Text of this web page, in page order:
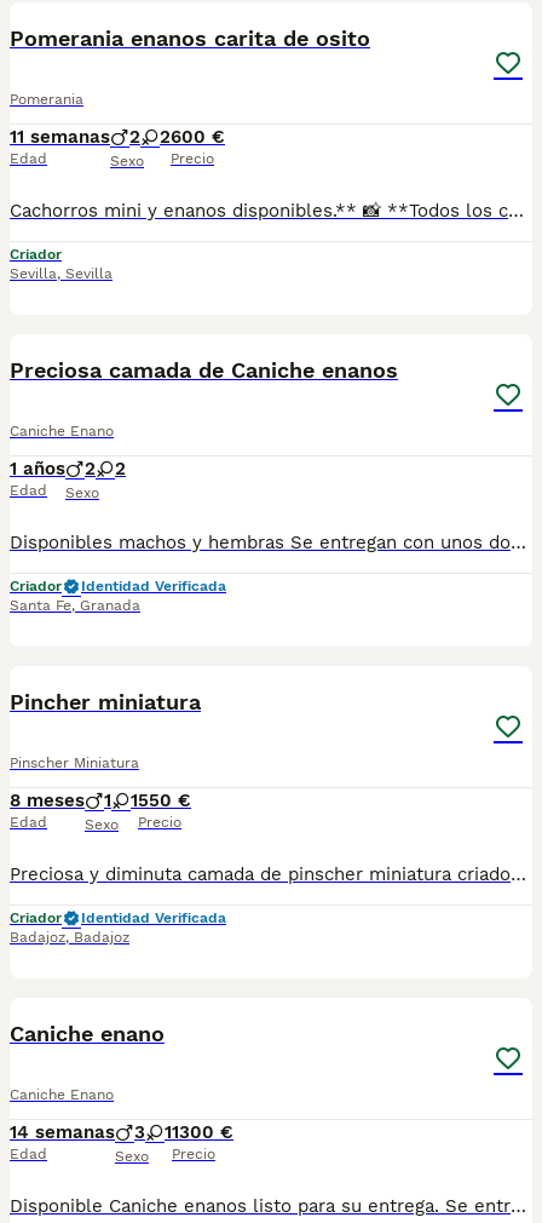
Pomerania enanos carita de osito
Pomerania
11 semanas
Edad
2 2
Sexo
600 €
Precio
Cachorros mini y enanos disponibles.** 📸 **Todos los cachorros disponibles están publicados en nuestra web**, donde podrás ver fotos actualizadas, información y disponibilidad. ✅ Se entregan con: ✔ Cartilla veterinaria. ✔ Vacunas al día según la edad. ✔ Pienso para los primeros días. ✔ Contrato de compra. ✔ Garantía. 🚚 **Envíos con pago a la entrega** para mayor comodidad y tranquilidad. 📍 Enviamos a: Andalucía, Madrid, Cataluña, Comunidad Valenciana, Murcia, Aragón, Castilla-La Mancha, Castilla y León, Extremadura, Galicia, Asturias, Cantabria, País Vasco, Navarra y La Rioja. 📞 Teléfono y WhatsApp: **621 31 88 32** 🌐 Web: https://www.mundochihuahua.es
Criador
Sevilla, Sevilla
Preciosa camada de Caniche enanos
Caniche Enano
1 años
Edad
2 2
Sexo
Disponibles machos y hembras Se entregan con unos dos meses y medio de edad y sus vacunas correspondientes, desparasitados, certificado de salud, garantías por escrito tanto por enfermedad vírica como congénito genética. Todos los cachorros son descendientes de las mejores líneas nacionales, criados por profesionales expertos. Se entregan en toda España con transporte propio de alta calidad preparado para animales, van en vehículo climatizado con chófer particular a cargo del comprador. Teléfono / Whats app: 641 92 23 90 Precio a partir de 1000€
Criador
Identidad Verificada
Santa Fe, Granada
Pincher miniatura
Pinscher Miniatura
8 meses
Edad
1 1
Sexo
550 €
Precio
Preciosa y diminuta camada de pinscher miniatura criados con mucho cariño de las mejores líneas super super enanos desparasitados vacunados pasaporte y microchip podemos enviar hasta su domicilio y puede pagar a contrareembolso para más información y vídeos pueden contactar por whatsapp o llamada al teléfono 600881366
Criador
Identidad Verificada
Badajoz, Badajoz
Caniche enano
Caniche Enano
14 semanas
Edad
3 1
Sexo
1300 €
Precio
Disponible Caniche enanos listo para su entrega. Se entrega vacunado desparasitado y con garantías por escrito. Todo acorde a su edad horro criados con mucho amor. Besos estimados entre cuatro y cinco kilos de adulto color rojo pimentón se entrega con Transportin y alimento más información vía WhatsApp precio 1300 €.